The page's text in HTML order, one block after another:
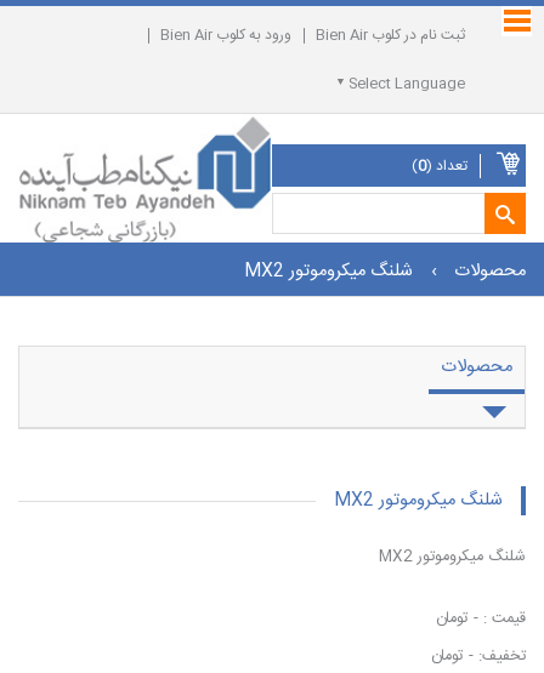
ثبت نام در کلوب Bien Air
ورود به کلوب Bien Air
Select Language
تعداد (0
)
محصولات › شلنگ میکروموتور MX2
محصولات
شلنگ میکروموتور MX2
شلنگ میکروموتور MX2
قیمت : - تومان
تخفیف: - تومان